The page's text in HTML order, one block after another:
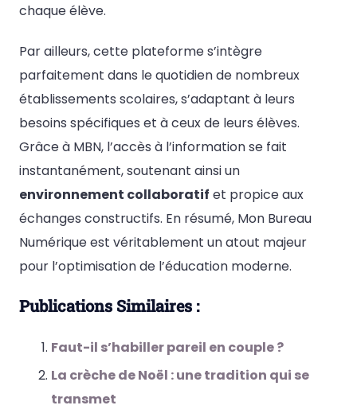
chaque élève.
Par ailleurs, cette plateforme s’intègre
parfaitement dans le quotidien de nombreux
établissements scolaires, s’adaptant à leurs
besoins spécifiques et à ceux de leurs élèves.
Grâce à MBN, l’accès à l’information se fait
instantanément, soutenant ainsi un
environnement collaboratif et propice aux
échanges constructifs. En résumé, Mon Bureau
Numérique est véritablement un atout majeur
pour l’optimisation de l’éducation moderne.
Publications Similaires :
Faut-il s’habiller pareil en couple ?
La crèche de Noël : une tradition qui se
transmet